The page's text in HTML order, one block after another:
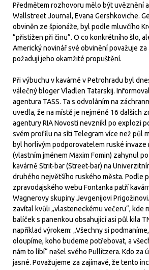
Předmětem rozhovoru mělo být uvěznění
Wallstreet Journal, Evana Gershkoviche.
obviněn ze špionáže, byl podle mluvčího
“přistižen při činu”. O co konkrétního šlo,
Americký novinář své obvinění považuje za
požadují jeho okamžité propuštění.
Při výbuchu v kavárně v Petrohradu byl
válečný bloger Vladlen Tatarskij.
agentura TASS. Ta s odvoláním na
uvedla, že na místě je nejméně 16 dalších
agentury RIA Novosti nevznikl po explozi
svém profilu na síti Telegram více než půl
byl horlivým podporovatelem ruské invaze
(vlastním jménem Maxim Fomin) zahynul
kavárně Strit-bar (Street-bar) na
druhého největšího ruského města. Podle
zpravodajského webu Fontanka patří
Wagnerovy skupiny Jevgenijovi
zavítal kvůli „vlasteneckému večeru“, kde
balíček s panenkou obsahující asi půl kila
například výrokem: „Všechny si
oloupíme, koho budeme potřebovat, a
nám to líbí“ našel svého Pullitzera. Kdo za
jasné. Považujeme za zajímavé, že tento